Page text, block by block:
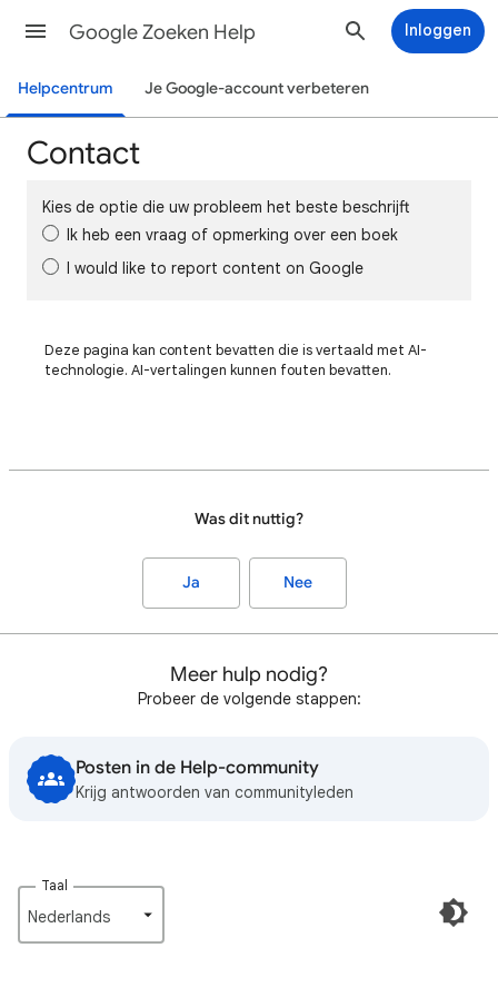
Google Zoeken Help Inloggen
Helpcentrum Je Google-account verbeteren
Contact
Kies de optie die uw probleem het beste beschrijft
Ik heb een vraag of opmerking over een boek
I would like to report content on Google
Deze pagina kan content bevatten die is vertaald met AI-
technologie. AI-vertalingen kunnen fouten bevatten.
Was dit nuttig?
Ja Nee
Meer hulp nodig?
Probeer de volgende stappen:
Posten in de Help-community
Krijg antwoorden van communityleden
Taal
Nederlands‎